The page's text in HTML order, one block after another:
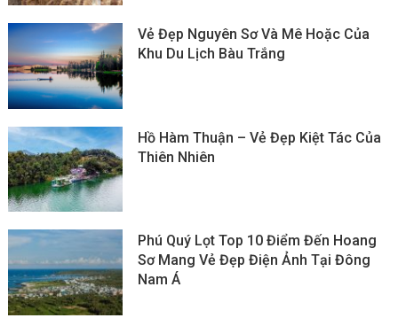
Vẻ Đẹp Nguyên Sơ Và Mê Hoặc Của
Khu Du Lịch Bàu Trắng
Hồ Hàm Thuận – Vẻ Đẹp Kiệt Tác Của
Thiên Nhiên
Phú Quý Lọt Top 10 Điểm Đến Hoang
Sơ Mang Vẻ Đẹp Điện Ảnh Tại Đông
Nam Á